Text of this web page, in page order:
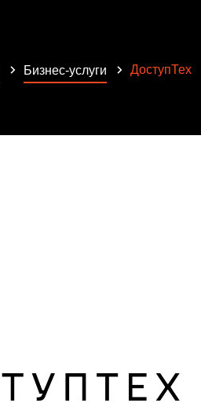
Бизнес-услуги ДоступТех